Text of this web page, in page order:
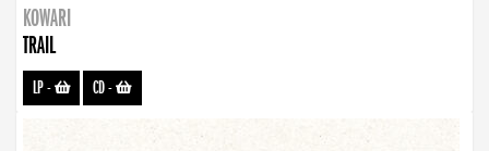
KOWARI
TRAIL
LP- CD-